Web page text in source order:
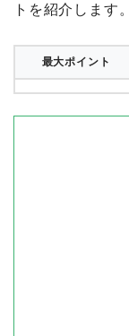
トを紹介します。
最大ポイント